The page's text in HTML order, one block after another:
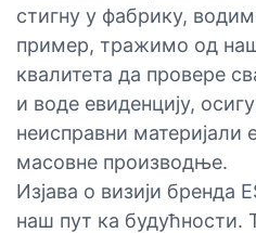
стигну у фабрику,
пример, тражимо од
квалитета да провере
и воде евиденцију,
неисправни
масовне производње.
Изјава о визији бренда
наш пут ка будућности.